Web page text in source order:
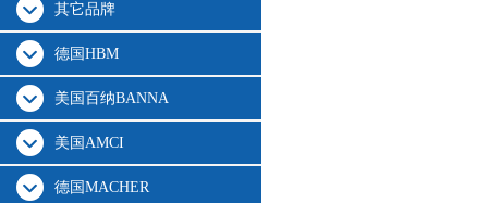
其它品牌
德国HBM
美国百纳BANNA
美国AMCI
德国MACHER